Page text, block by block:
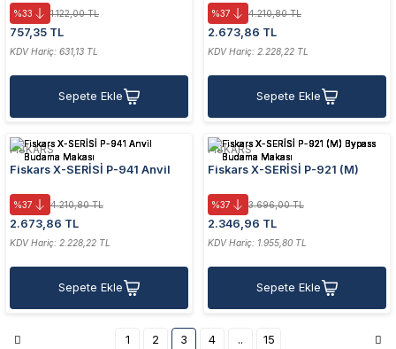
%33 1.122,00 TL
757,35 TL
KDV Hariç: 631,13 TL
Sepete Ekle
%37 4.210,80 TL
2.673,86 TL
KDV Hariç: 2.228,22 TL
Sepete Ekle
FISKARS
Fiskars X-SERİSİ P-941 Anvil
%37 4.210,80 TL
2.673,86 TL
KDV Hariç: 2.228,22 TL
Sepete Ekle
FISKARS
Fiskars X-SERİSİ P-921 (M)
%37 3.696,00 TL
2.346,96 TL
KDV Hariç: 1.955,80 TL
Sepete Ekle
1 2 3 4 .. 15